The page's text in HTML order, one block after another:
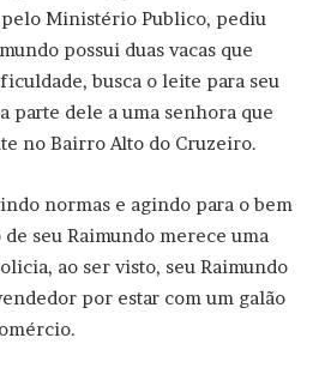
Ministério Publico, pediu
possui duas vacas que
busca o leite para seu
parte dele a uma senhora que
no Bairro Alto do Cruzeiro.
normas e agindo para o bem
seu Raimundo merece uma
ao ser visto, seu Raimundo
por estar com um galão